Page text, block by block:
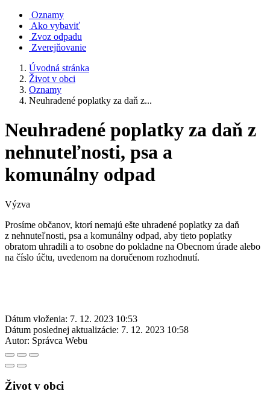
Oznamy
Ako vybaviť
Zvoz odpadu
Zverejňovanie
Úvodná stránka
Život v obci
Oznamy
Neuhradené poplatky za daň z...
Neuhradené poplatky za daň z
nehnuteľnosti, psa a
komunálny odpad
Výzva
Prosíme občanov, ktorí nemajú ešte uhradené poplatky za daň
z nehnuteľnosti, psa a komunálny odpad, aby tieto poplatky
obratom uhradili a to osobne do pokladne na Obecnom úrade alebo
na číslo účtu, uvedenom na doručenom rozhodnutí.
Dátum vloženia: 7. 12. 2023 10:53
Dátum poslednej aktualizácie: 7. 12. 2023 10:58
Autor: Správca Webu
Život v obci